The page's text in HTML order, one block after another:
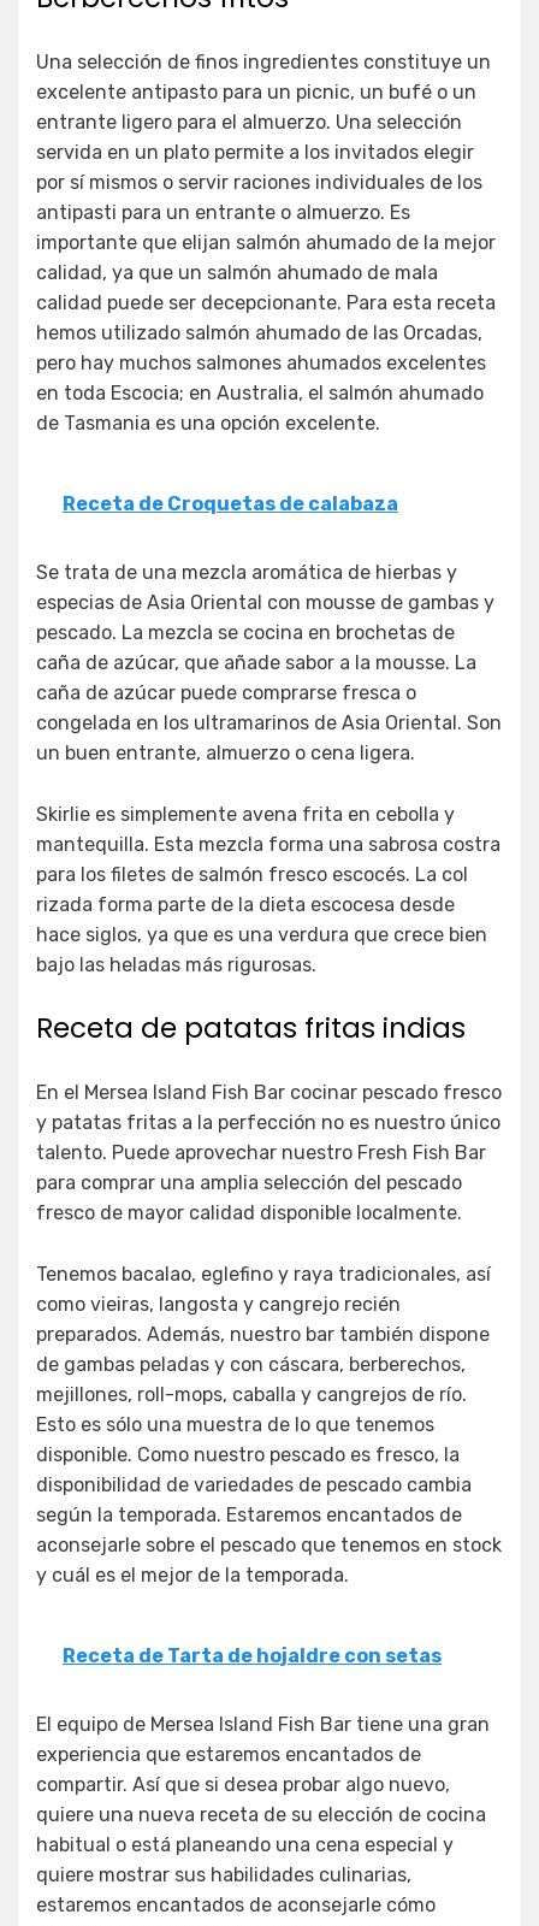
Una selección de finos ingredientes constituye un
excelente antipasto para un picnic, un bufé o un
entrante ligero para el almuerzo. Una selección
servida en un plato permite a los invitados elegir
por sí mismos o servir raciones individuales de los
antipasti para un entrante o almuerzo. Es
importante que elijan salmón ahumado de la mejor
calidad, ya que un salmón ahumado de mala
calidad puede ser decepcionante. Para esta receta
hemos utilizado salmón ahumado de las Orcadas,
pero hay muchos salmones ahumados excelentes
en toda Escocia; en Australia, el salmón ahumado
de Tasmania es una opción excelente.
Receta de Croquetas de calabaza
Se trata de una mezcla aromática de hierbas y
especias de Asia Oriental con mousse de gambas y
pescado. La mezcla se cocina en brochetas de
caña de azúcar, que añade sabor a la mousse. La
caña de azúcar puede comprarse fresca o
congelada en los ultramarinos de Asia Oriental. Son
un buen entrante, almuerzo o cena ligera.
Skirlie es simplemente avena frita en cebolla y
mantequilla. Esta mezcla forma una sabrosa costra
para los filetes de salmón fresco escocés. La col
rizada forma parte de la dieta escocesa desde
hace siglos, ya que es una verdura que crece bien
bajo las heladas más rigurosas.
Receta de patatas fritas indias
En el Mersea Island Fish Bar cocinar pescado fresco
y patatas fritas a la perfección no es nuestro único
talento. Puede aprovechar nuestro Fresh Fish Bar
para comprar una amplia selección del pescado
fresco de mayor calidad disponible localmente.
Tenemos bacalao, eglefino y raya tradicionales, así
como vieiras, langosta y cangrejo recién
preparados. Además, nuestro bar también dispone
de gambas peladas y con cáscara, berberechos,
mejillones, roll-mops, caballa y cangrejos de río.
Esto es sólo una muestra de lo que tenemos
disponible. Como nuestro pescado es fresco, la
disponibilidad de variedades de pescado cambia
según la temporada. Estaremos encantados de
aconsejarle sobre el pescado que tenemos en stock
y cuál es el mejor de la temporada.
Receta de Tarta de hojaldre con setas
El equipo de Mersea Island Fish Bar tiene una gran
experiencia que estaremos encantados de
compartir. Así que si desea probar algo nuevo,
quiere una nueva receta de su elección de cocina
habitual o está planeando una cena especial y
quiere mostrar sus habilidades culinarias,
estaremos encantados de aconsejarle cómo